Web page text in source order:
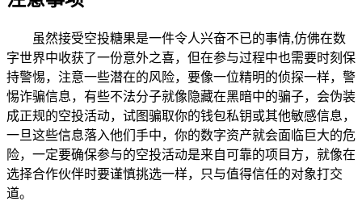
虽然接受空投糖果是一件令人兴奋不已的事情,仿佛在数
字世界中收获了一份意外之喜，但在参与过程中也需要时刻保
持警惕，注意一些潜在的风险，要像一位精明的侦探一样，警
惕诈骗信息，有些不法分子就像隐藏在黑暗中的骗子，会伪装
成正规的空投活动，试图骗取你的钱包私钥或其他敏感信息，
一旦这些信息落入他们手中，你的数字资产就会面临巨大的危
险，一定要确保参与的空投活动是来自可靠的项目方，就像在
选择合作伙伴时要谨慎挑选一样，只与值得信任的对象打交
道。